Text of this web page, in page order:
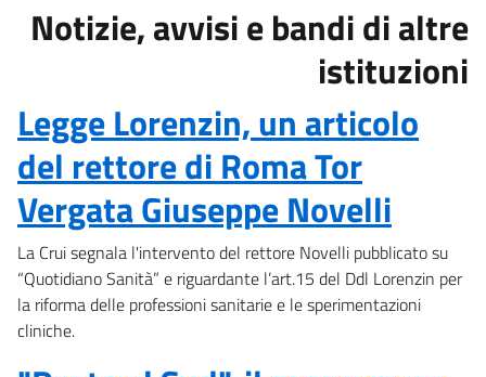
Notizie, avvisi e bandi di altre
istituzioni
Legge Lorenzin, un articolo
del rettore di Roma Tor
Vergata Giuseppe Novelli
La Crui segnala l'intervento del rettore Novelli pubblicato su
“Quotidiano Sanità” e riguardante l’art.15 del Ddl Lorenzin per
la riforma delle professioni sanitarie e le sperimentazioni
cliniche.